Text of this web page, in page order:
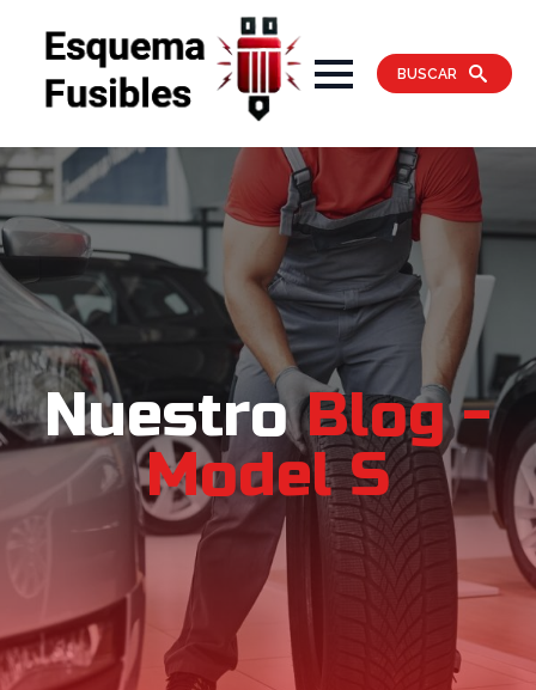
BUSCAR
Nuestro Blog -
Model S